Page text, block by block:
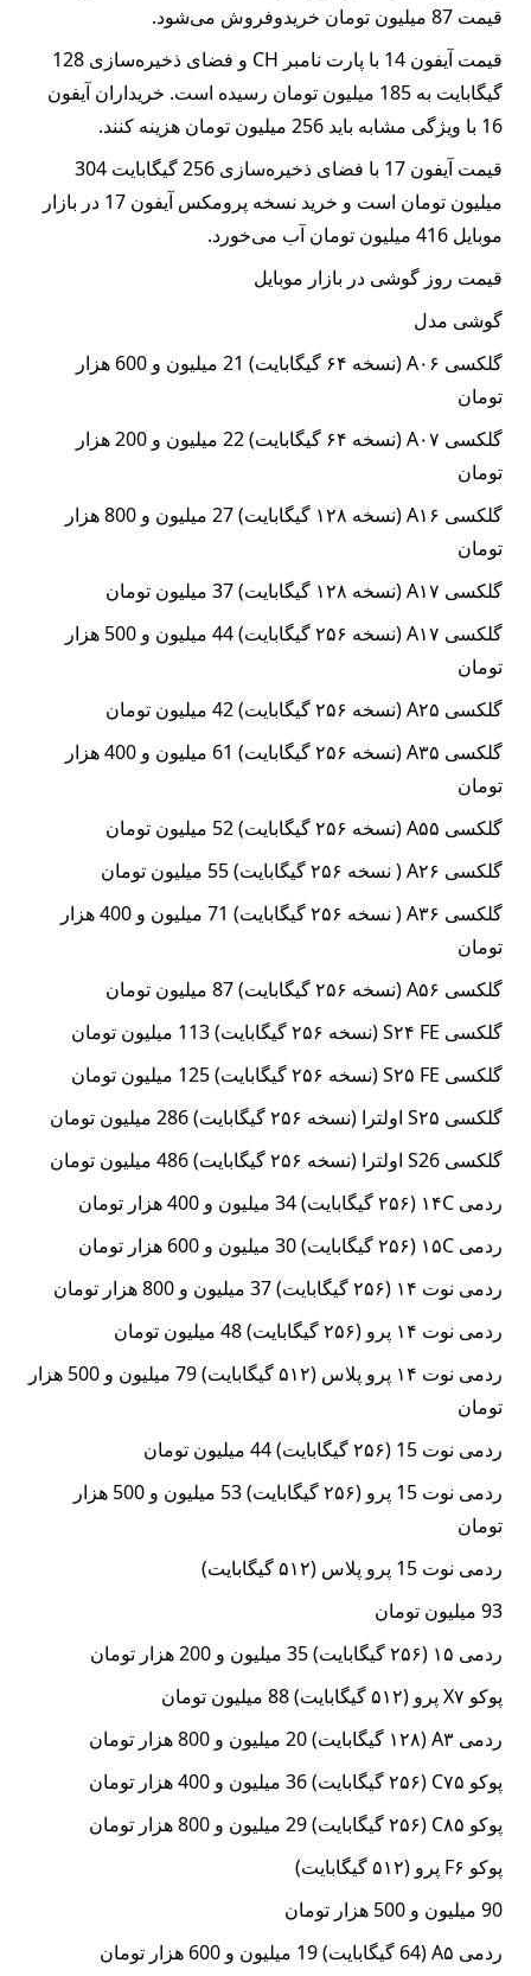
عمومی
نوتیف
شناور
قیمت 87 میلیون تومان خریدوفروش می‌شود.
قیمت آیفون 14 با پارت نامبر CH و فضای ذخیره‌سازی 128
گیگابایت به 185 میلیون تومان رسیده است. خریداران آیفون
16 با ویژگی مشابه باید 256 میلیون تومان هزینه کنند.
قیمت آیفون 17 با فضای ذخیره‌سازی 256 گیگابایت 304
میلیون تومان است و خرید نسخه پرومکس آیفون 17 در بازار
موبایل 416 میلیون تومان آب می‌خورد.
قیمت روز گوشی در بازار موبایل
گوشی مدل
گلکسی A۰۶ (نسخه ۶۴ گیگابایت) 21 میلیون و 600 هزار
تومان
گلکسی A۰۷ (نسخه ۶۴ گیگابایت) 22 میلیون و 200 هزار
تومان
گلکسی A۱۶ (نسخه ۱۲۸ گیگابایت) 27 میلیون و 800 هزار
تومان
گلکسی A۱۷ (نسخه ۱۲۸ گیگابایت) 37 میلیون تومان
گلکسی A۱۷ (نسخه ۲۵۶ گیگابایت) 44 میلیون و 500 هزار
تومان
گلکسی A۲۵ (نسخه ۲۵۶ گیگابایت) 42 میلیون تومان
گلکسی A۳۵ (نسخه ۲۵۶ گیگابایت) 61 میلیون و 400 هزار
تومان
گلکسی A۵۵ (نسخه ۲۵۶ گیگابایت) 52 میلیون تومان
گلکسی A۲۶ ( نسخه ۲۵۶ گیگابایت) 55 میلیون تومان
گلکسی A۳۶ ( نسخه ۲۵۶ گیگابایت) 71 میلیون و 400 هزار
تومان
گلکسی A۵۶ (نسخه ۲۵۶ گیگابایت) 87 میلیون تومان
گلکسی S۲۴ FE (نسخه ۲۵۶ گیگابایت) 113 میلیون تومان
گلکسی S۲۵ FE (نسخه ۲۵۶ گیگابایت) 125 میلیون تومان
گلکسی S۲۵ اولترا (نسخه ۲۵۶ گیگابایت) 286 میلیون تومان
گلکسی S26 اولترا (نسخه ۲۵۶ گیگابایت) 486 میلیون تومان
ردمی ۱۴C (۲۵۶ گیگابایت) 34 میلیون و 400 هزار تومان
ردمی ۱۵C (۲۵۶ گیگابایت) 30 میلیون و 600 هزار تومان
ردمی نوت ۱۴ (۲۵۶ گیگابایت) 37 میلیون و 800 هزار تومان
ردمی نوت ۱۴ پرو (۲۵۶ گیگابایت) 48 میلیون تومان
ردمی نوت ۱۴ پرو پلاس (۵۱۲ گیگابایت) 79 میلیون و 500 هزار
تومان
ردمی نوت 15 (۲۵۶ گیگابایت) 44 میلیون تومان
ردمی نوت 15 پرو (۲۵۶ گیگابایت) 53 میلیون و 500 هزار
تومان
ردمی نوت 15 پرو پلاس (۵۱۲ گیگابایت)
93 میلیون تومان
ردمی ۱۵ (۲۵۶ گیگابایت) 35 میلیون و 200 هزار تومان
پوکو X۷ پرو (۵۱۲ گیگابایت) 88 میلیون تومان
ردمی A۳ (۱۲۸ گیگابایت) 20 میلیون و 800 هزار تومان
پوکو C۷۵ (۲۵۶ گیگابایت) 36 میلیون و 400 هزار تومان
پوکو C۸۵ (۲۵۶ گیگابایت) 29 میلیون و 800 هزار تومان
پوکو F۶ پرو (۵۱۲ گیگابایت)
90 میلیون و 500 هزار تومان
ردمی A۵ (64 گیگابایت) 19 میلیون و 600 هزار تومان